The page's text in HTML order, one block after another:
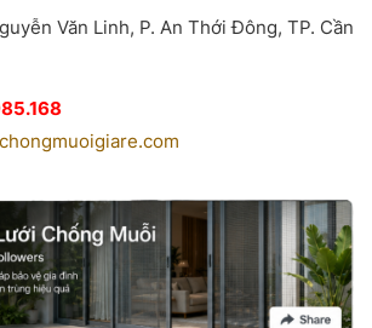
Văn Linh, P. An Thới Đông, TP. Cần